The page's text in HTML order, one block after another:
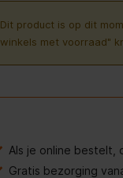
Dit product is op dit
winkels met voorraad"
Als je online bestelt,
Gratis bezorging